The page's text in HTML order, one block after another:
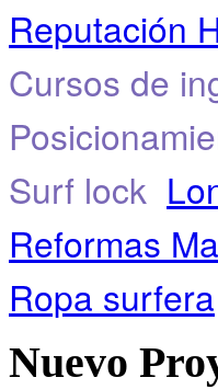
Reputación
Cursos de
Surf lock
Reformas
Ropa surfera
Nuevo